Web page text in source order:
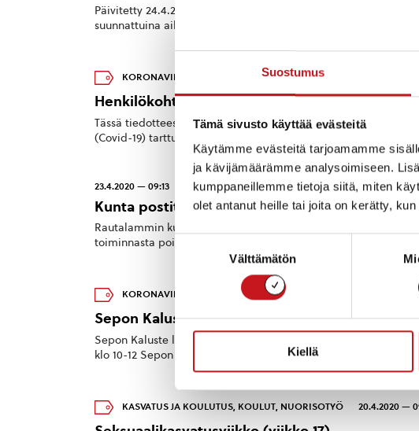
Suostumus
Tämä sivusto käyttää evästeitä
Käytämme evästeitä tarjoamamme
ja kävijämäärämme analysoimiseen.
kumppaneillemme tietoja siitä, miten
olet antanut heille tai joita on kerätty,
Välttämätön
Kiellä
Päivitetty 24.4.2020 Suositus on, että riskiryhmät ja yli 70-
suunnattuina aikoina. Muutoin pyydä apua! Kunnanviraston
KORONAVIRUS SOSIAALI- & TERVEYSPALVELUT
Henkilökohtainen apu
Tässä tiedotteessa on tietoa henkilökohtaisen avun asioista
(Covid-19) tarttuu pisara- ja kosketustartuntana, kun henkilö
23.4.2020 — 09:13
Kunta postittaa koronatiedotteen joka kotiin
Rautalammin kunta postittaa joka talouteen tiedotteen, joka
toiminnasta poikkeusaikana, mutta lisäksi siinä voidaan
KORONAVIRUS 21.4.2020 — 13:29
Sepon Kaluste lahjoittaa kasvomaskeja
Sepon Kaluste lahjoittaa rautalampilaisille riskiryhmiin
klo 10-12 Sepon Kalusteen pihalla, os. Tallivirrantie 8. Sepon
KASVATUS JA KOULUTUS, KOULUT, NUORISOTYÖ 20.4.2020 —